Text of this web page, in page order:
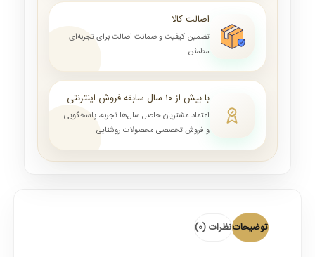
اصالت کالا
تضمین کیفیت و ضمانت اصالت برای تجربه‌ای
مطمئن
با بیش از ۱۰ سال سابقه فروش اینترنتی
اعتماد مشتریان حاصل سال‌ها تجربه، پاسخگویی
و فروش تخصصی محصولات روشنایی
توضیحاتنظرات (0)